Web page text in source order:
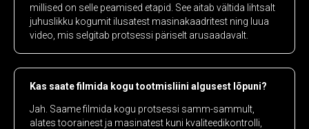
millised on selle peamised etapid. See aitab vältida lihtsalt
juhuslikku kogumit ilusatest masinakaadritest ning luua
video, mis selgitab protsessi päriselt arusaadavalt.
Kas saate filmida kogu tootmisliini algusest lõpuni?
Jah. Saame filmida kogu protsessi samm-sammult,
alates toorainest ja masinatest kuni kvaliteedikontrolli,